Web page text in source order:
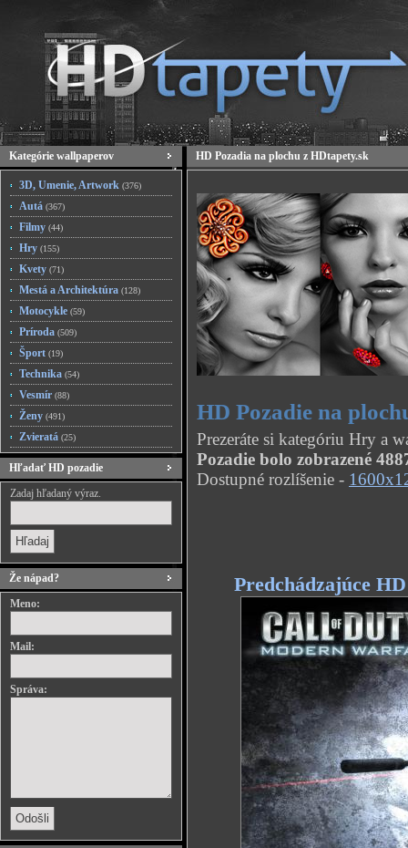
Kategórie wallpaperov
3D, Umenie, Artwork (376)
Autá (367)
Filmy (44)
Hry (155)
Kvety (71)
Mestá a Architektúra (128)
Motocykle (59)
Príroda (509)
Šport (19)
Technika (54)
Vesmír (88)
Ženy (491)
Zvieratá (25)
Hľadať HD pozadie
Zadaj hľadaný výraz.
Že nápad?
Meno:
Mail:
Správa:
HD Pozadia na plochu z HDtapety.sk
HD Pozadie na
Prezeráte si kategóriu Hry a
Pozadie bolo zobrazené
Dostupné rozlíšenie -
Predchádzajúce